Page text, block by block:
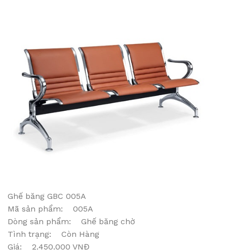
Ghế băng GBC 005A
Mã sản phẩm: 005A
Dòng sản phẩm: Ghế băng chờ
Tình trạng: Còn Hàng
Giá: 2.450.000 VNĐ